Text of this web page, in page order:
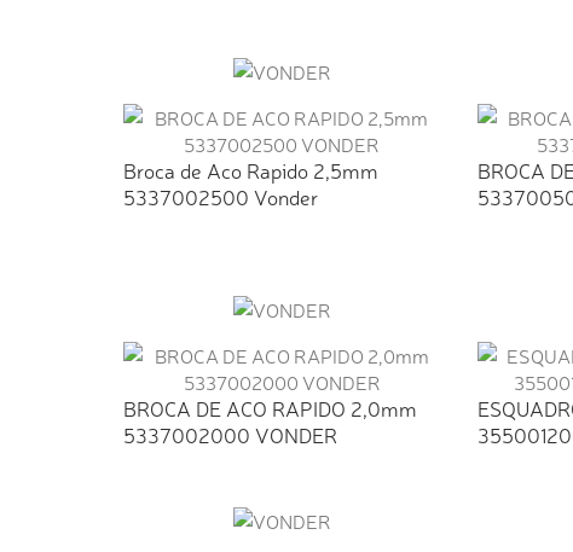
Broca de Aco Rapido 2,5mm
5337002500 Vonder
BROCA
BROCA DE ACO RAPIDO 2,0mm
5337002000 VONDER